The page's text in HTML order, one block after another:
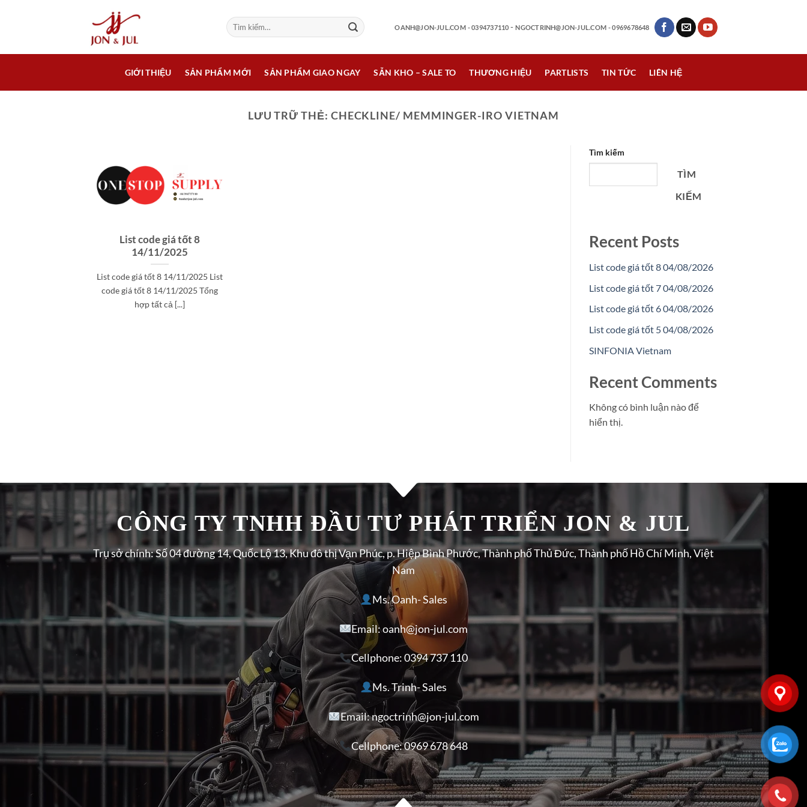
dung
Tìm
kiếm:
OANH@JON-JUL.COM - 0394737110 -NGOCTRINH@JON-JUL.COM - 0969678648
GIỚI THIỆU SẢN PHẨM MỚI SẢN PHẨM GIAO NGAY SẴN KHO – SALE TO THƯƠNG HIỆU PARTLISTS TIN TỨC LIÊN HỆ
LƯU TRỮ THẺ: CHECKLINE/ MEMMINGER-IRO VIETNAM
List code giá tốt 8
14/11/2025
List code giá tốt 8 14/11/2025 List
code giá tốt 8 14/11/2025 Tổng
hợp tất cả [...]
Tìm kiếm
TÌM
KIẾM
Recent Posts
List code giá tốt 8 04/08/2026
List code giá tốt 7 04/08/2026
List code giá tốt 6 04/08/2026
List code giá tốt 5 04/08/2026
SINFONIA Vietnam
Recent Comments
Không có bình luận nào để
hiển thị.
CÔNG TY TNHH ĐẦU TƯ PHÁT TRIỂN JON & JUL
Trụ sở chính: Số 04 đường 14, Quốc Lộ 13, Khu đô thị Vạn Phúc, p. Hiệp Bình Phước, Thành phố Thủ Đức, Thành phố Hồ Chí Minh, Việt
Nam
Ms. Oanh- Sales
Email: oanh@jon-jul.com
Cellphone:0394 737 110
Ms. Trinh- Sales
Email: ngoctrinh@jon-jul.com
Cellphone:0969 678 648